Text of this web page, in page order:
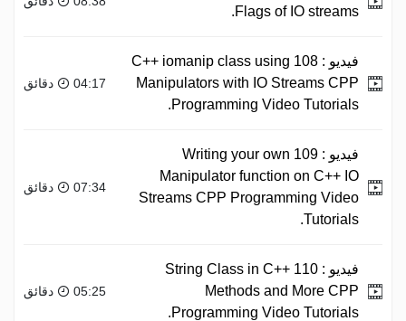
Flags of IO streams.
فيديو :
108 C++ iomanip class using
Manipulators with IO Streams CPP
Programming Video Tutorials.
04:17 دقائق
فيديو :
109 Writing your own
Manipulator function on C++ IO
Streams CPP Programming Video
Tutorials.
07:34 دقائق
فيديو :
110 String Class in C++
Methods and More CPP
Programming Video Tutorials.
05:25 دقائق